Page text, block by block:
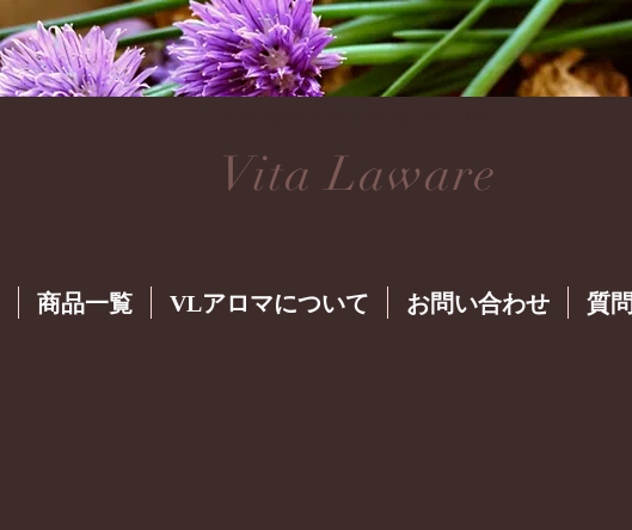
Vita Laware
商品一覧 VLアロマについて お問い合わせ 質